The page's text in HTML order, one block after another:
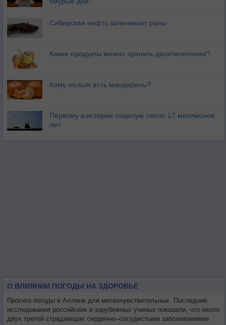
Сибирская нефть залечивает раны
Какие продукты можно хранить десятилетиями?
Кому нельзя есть мандарины?
Первому в истории поцелую около 17 миллионов
лет
О ВЛИЯНИИ ПОГОДЫ НА ЗДОРОВЬЕ
Прогноз погоды в Аллене для метеочувствительных. Последние
исследования российских и зарубежных ученых показали, что около
двух третей страдающих сердечно–сосудистыми заболеваниями